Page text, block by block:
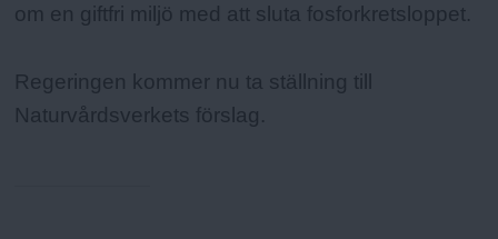
om en giftfri miljö med att sluta fosforkretsloppet.
Regeringen kommer nu ta ställning till
Naturvårdsverkets förslag.